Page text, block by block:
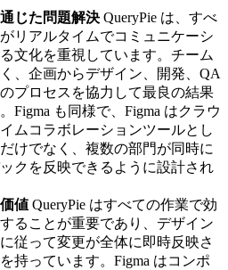
じた問題解決 QueryPie は、すべ
リアルタイムでコミュニケーシ
文化を重視しています。チーム
、企画からデザイン、開発、QA
プロセスを協力して最良の結果
Figma も同様で、Figma はクラウ
ムコラボレーションツールとし
けでなく、複数の部門が同時に
クを反映できるように設計され
値 QueryPie はすべての作業で効
ることが重要であり、デザイン
従って変更が全体に即時反映さ
持っています。Figma はコンポ